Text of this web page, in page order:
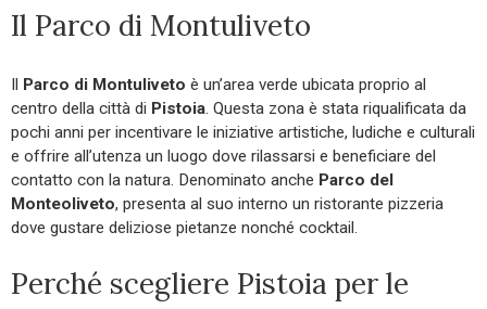
Il Parco di Montuliveto
Il Parco di Montuliveto è un’area verde ubicata proprio al
centro della città di Pistoia. Questa zona è stata riqualificata da
pochi anni per incentivare le iniziative artistiche, ludiche e culturali
e offrire all’utenza un luogo dove rilassarsi e beneficiare del
contatto con la natura. Denominato anche Parco del
Monteoliveto, presenta al suo interno un ristorante pizzeria
dove gustare deliziose pietanze nonché cocktail.
Perché scegliere Pistoia per le